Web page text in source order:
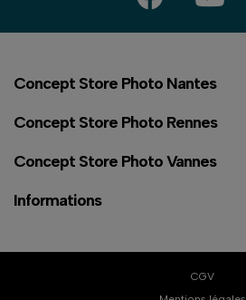
Concept Store Photo Nantes
Concept Store Photo Rennes
Concept Store Photo Vannes
Informations
CGV